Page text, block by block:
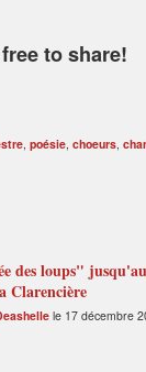
to share!
poésie choeurs
des loups"
Clarencière
le 17 décembre